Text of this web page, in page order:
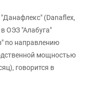
(Danaflex,
ОЭЗ "Алабуга"
по направлению
мощностью
говорится в